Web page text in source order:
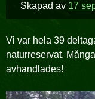
Skapad av 17
Vi var hela 39
naturreservat.
avhandlades!